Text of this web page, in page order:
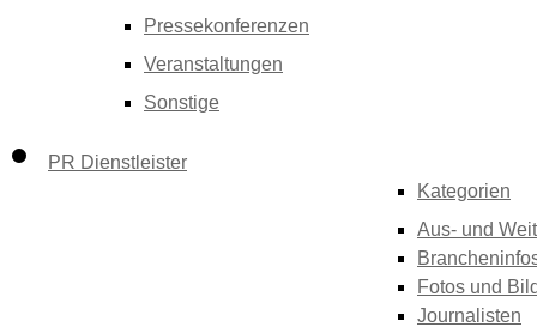
Pressekonferenzen
Veranstaltungen
Sonstige
PR Dienstleister
Kategorien
Aus- und
Fotos und
Journalisten